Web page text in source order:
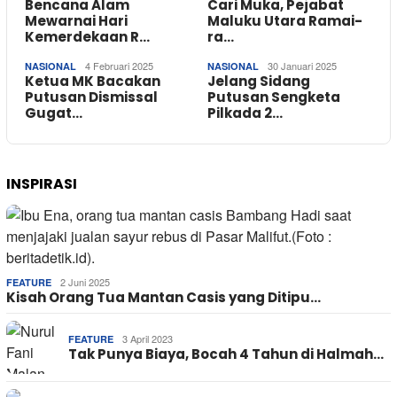
Bencana Alam
Mewarnai Hari
Kemerdekaan R…
Cari Muka, Pejabat
Maluku Utara Ramai-
ra…
NASIONAL 4 Februari 2025
Ketua MK Bacakan
Putusan Dismissal
Gugat…
NASIONAL 30 Januari 2025
Jelang Sidang
Putusan Sengketa
Pilkada 2…
INSPIRASI
FEATURE 2 Juni 2025
Kisah Orang Tua Mantan Casis yang Ditipu…
FEATURE 3 April 2023
Tak Punya Biaya, Bocah 4 Tahun di Halmah…